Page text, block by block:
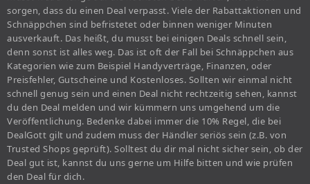
sorgen, dass du einen Deal verpasst. Viele der Rabattaktionen und
Schnäppchen sind befristetet oder binnen weniger Minuten
ausverkauft. Das heißt, du musst bei einigen Deals schnell sein,
denn sonst ist alles weg. Das ist oft der Fall bei Schnäppchen aus
Kategorien wie zum Beispiel Handyverträge, Finanzen, oder
Preisfehler, Gutscheine und Kostenloses. Sollten wir einmal nicht
schnell genug sein und einen Deal nicht rechtzeitig sehen, kannst
du den Deal melden und wir kümmern uns umgehend um die
Veröffentlichung. Bedenke dabei immer die 10% Regel, die bei
DealGott gilt und zudem muss der Händler seriös sein (z.B. von
Trusted Shops geprüft). Solltest du dir mal nicht sicher sein, ob der
Deal gut ist, kannst du uns gerne um Hilfe bitten und wie prüfen
den Deal für dich.